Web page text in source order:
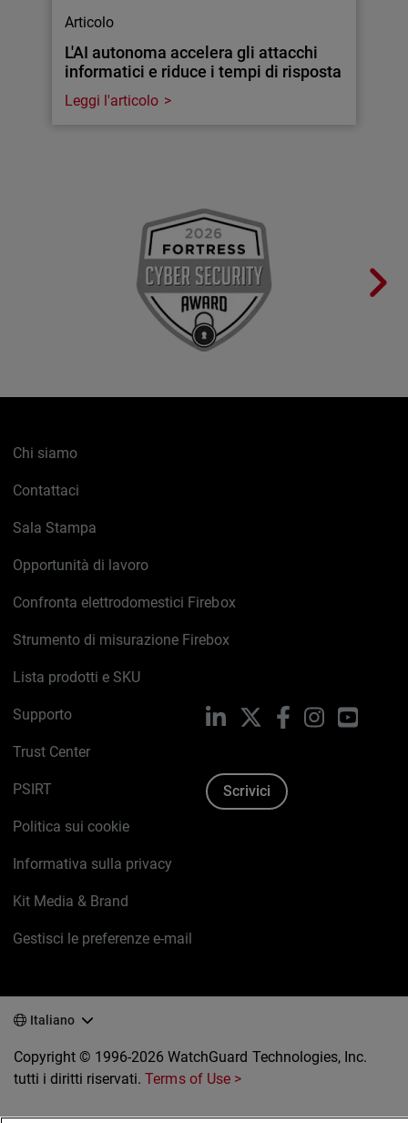
Articolo
L'AI autonoma accelera gli attacchi
informatici e riduce i tempi di risposta
Leggi l'articolo
Chi siamo
Contattaci
Sala Stampa
Opportunità di lavoro
Confronta elettrodomestici Firebox
Strumento di misurazione Firebox
Lista prodotti e SKU
Supporto
Trust Center
PSIRT
Politica sui cookie
Informativa sulla privacy
Kit Media & Brand
Gestisci le preferenze e-mail
LinkedIn FacebookInstagram
Scrivici
Italiano
Copyright © 1996-2026 WatchGuard Technologies, Inc.
tutti i diritti riservati.Terms of Use >